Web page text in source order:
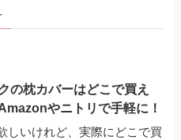
の枕カバーはどこで買え
やニトリで手軽に！
しいけれど、実際にどこで買